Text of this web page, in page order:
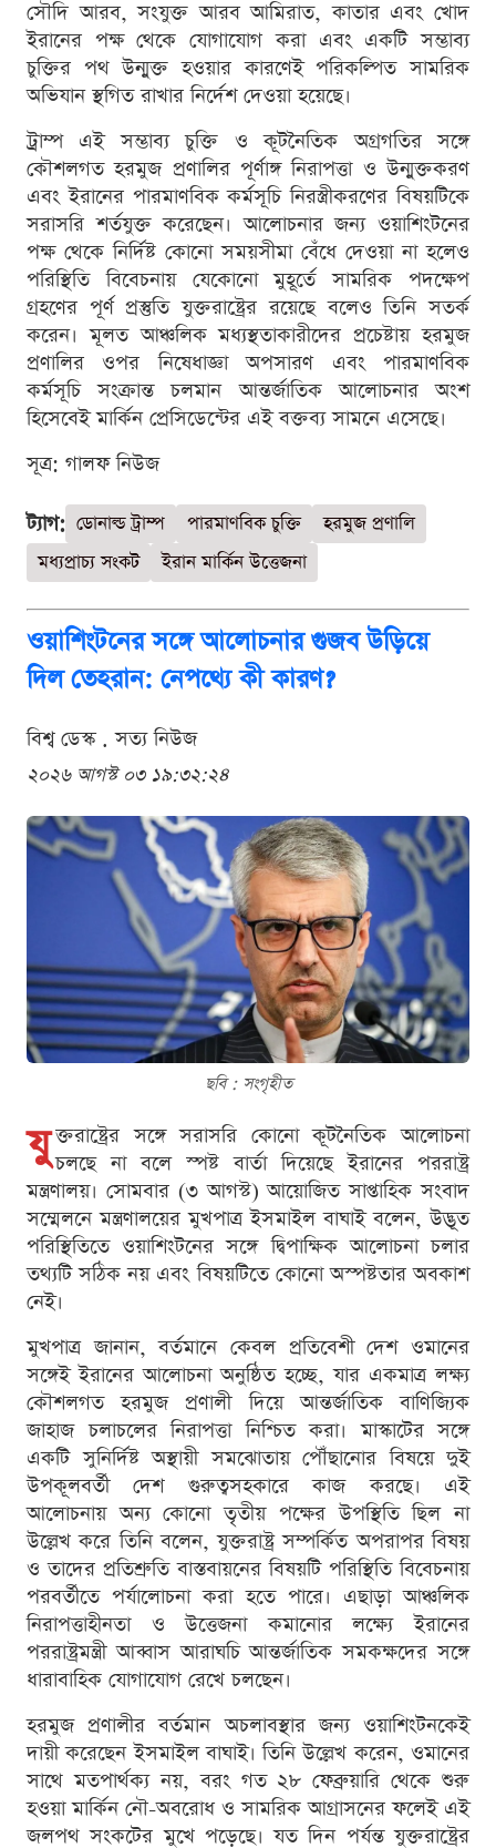
সৌদি আরব, সংযুক্ত আরব আমিরাত, কাতার এবং খোদ
ইরানের পক্ষ থেকে যোগাযোগ করা এবং একটি সম্ভাব্য
চুক্তির পথ উন্মুক্ত হওয়ার কারণেই পরিকল্পিত সামরিক
অভিযান স্থগিত রাখার নির্দেশ দেওয়া হয়েছে।
ট্রাম্প এই সম্ভাব্য চুক্তি ও কূটনৈতিক অগ্রগতির সঙ্গে
কৌশলগত হরমুজ প্রণালির পূর্ণাঙ্গ নিরাপত্তা ও উন্মুক্তকরণ
এবং ইরানের পারমাণবিক কর্মসূচি নিরস্ত্রীকরণের বিষয়টিকে
সরাসরি শর্তযুক্ত করেছেন। আলোচনার জন্য ওয়াশিংটনের
পক্ষ থেকে নির্দিষ্ট কোনো সময়সীমা বেঁধে দেওয়া না হলেও
পরিস্থিতি বিবেচনায় যেকোনো মুহূর্তে সামরিক পদক্ষেপ
গ্রহণের পূর্ণ প্রস্তুতি যুক্তরাষ্ট্রের রয়েছে বলেও তিনি সতর্ক
করেন। মূলত আঞ্চলিক মধ্যস্থতাকারীদের প্রচেষ্টায় হরমুজ
প্রণালির ওপর নিষেধাজ্ঞা অপসারণ এবং পারমাণবিক
কর্মসূচি সংক্রান্ত চলমান আন্তর্জাতিক আলোচনার অংশ
হিসেবেই মার্কিন প্রেসিডেন্টের এই বক্তব্য সামনে এসেছে।
সূত্র: গালফ নিউজ
ট্যাগ: ডোনাল্ড ট্রাম্প পারমাণবিক চুক্তি
হরমুজ প্রণালি
মধ্যপ্রাচ্য সংকট
ইরান মার্কিন উত্তেজনা
ওয়াশিংটনের সঙ্গে আলোচনার গুজব উড়িয়ে
দিল তেহরান: নেপথ্যে কী কারণ?
বিশ্ব ডেস্ক . সত্য নিউজ
২০২৬ আগস্ট ০৩ ১৯:৩২:২৪
ছবি : সংগৃহীত
যু ক্তরাষ্ট্রের সঙ্গে সরাসরি কোনো কূটনৈতিক আলোচনা
চলছে না বলে স্পষ্ট বার্তা দিয়েছে ইরানের পররাষ্ট্র
মন্ত্রণালয়। সোমবার (৩ আগস্ট) আয়োজিত সাপ্তাহিক সংবাদ
সম্মেলনে মন্ত্রণালয়ের মুখপাত্র ইসমাইল বাঘাই বলেন, উদ্ভূত
পরিস্থিতিতে ওয়াশিংটনের সঙ্গে দ্বিপাক্ষিক আলোচনা চলার
তথ্যটি সঠিক নয় এবং বিষয়টিতে কোনো অস্পষ্টতার অবকাশ
নেই।
মুখপাত্র জানান, বর্তমানে কেবল প্রতিবেশী দেশ ওমানের
সঙ্গেই ইরানের আলোচনা অনুষ্ঠিত হচ্ছে, যার একমাত্র লক্ষ্য
কৌশলগত হরমুজ প্রণালী দিয়ে আন্তর্জাতিক বাণিজ্যিক
জাহাজ চলাচলের নিরাপত্তা নিশ্চিত করা। মাস্কাটের সঙ্গে
একটি সুনির্দিষ্ট অস্থায়ী সমঝোতায় পৌঁছানোর বিষয়ে দুই
উপকূলবর্তী দেশ গুরুত্বসহকারে কাজ করছে। এই
আলোচনায় অন্য কোনো তৃতীয় পক্ষের উপস্থিতি ছিল না
উল্লেখ করে তিনি বলেন, যুক্তরাষ্ট্র সম্পর্কিত অপরাপর বিষয়
ও তাদের প্রতিশ্রুতি বাস্তবায়নের বিষয়টি পরিস্থিতি বিবেচনায়
পরবর্তীতে পর্যালোচনা করা হতে পারে। এছাড়া আঞ্চলিক
নিরাপত্তাহীনতা ও উত্তেজনা কমানোর লক্ষ্যে ইরানের
পররাষ্ট্রমন্ত্রী আব্বাস আরাঘচি আন্তর্জাতিক সমকক্ষদের সঙ্গে
ধারাবাহিক যোগাযোগ রেখে চলছেন।
হরমুজ প্রণালীর বর্তমান অচলাবস্থার জন্য ওয়াশিংটনকেই
দায়ী করেছেন ইসমাইল বাঘাই। তিনি উল্লেখ করেন, ওমানের
সাথে মতপার্থক্য নয়, বরং গত ২৮ ফেব্রুয়ারি থেকে শুরু
হওয়া মার্কিন নৌ-অবরোধ ও সামরিক আগ্রাসনের ফলেই এই
জলপথ সংকটের মুখে পড়েছে। যত দিন পর্যন্ত যুক্তরাষ্ট্রের